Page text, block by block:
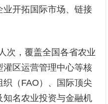
业开拓国际市场、链接
次，覆盖全国各省农业
区运营管理中心等核
（FAO）、国际顶尖
名农业投资与金融机